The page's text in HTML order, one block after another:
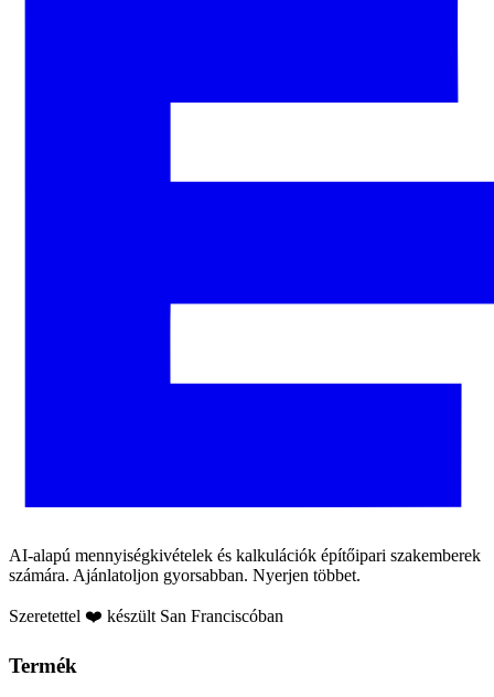
AI-alapú mennyiségkivételek és kalkulációk építőipari szakemberek
számára. Ajánlatoljon gyorsabban. Nyerjen többet.
Szeretettel ❤️ készült San Franciscóban
Termék